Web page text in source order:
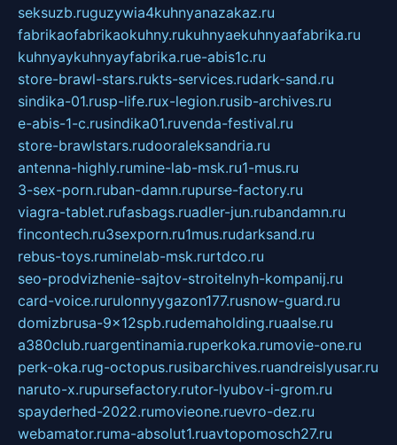
seksuzb.ruguzywia4kuhnyanazakaz.ru
fabrikaofabrikaokuhny.rukuhnyaekuhnyaafabrika.ru
kuhnyaykuhnyayfabrika.rue-abis1c.ru
store-brawl-stars.rukts-services.rudark-sand.ru
sindika-01.rusp-life.rux-legion.rusib-archives.ru
e-abis-1-c.rusindika01.ruvenda-festival.ru
store-brawlstars.rudooraleksandria.ru
antenna-highly.rumine-lab-msk.ru1-mus.ru
3-sex-porn.ruban-damn.rupurse-factory.ru
viagra-tablet.rufasbags.ruadler-jun.rubandamn.ru
fincontech.ru3sexporn.ru1mus.rudarksand.ru
rebus-toys.ruminelab-msk.rurtdco.ru
seo-prodvizhenie-sajtov-stroitelnyh-kompanij.ru
card-voice.rurulonnyygazon177.rusnow-guard.ru
domizbrusa-9x12spb.rudemaholding.ruaalse.ru
a380club.ruargentinamia.ruperkoka.rumovie-one.ru
perk-oka.rug-octopus.rusibarchives.ruandreislyusar.ru
naruto-x.rupursefactory.rutor-lyubov-i-grom.ru
spayderhed-2022.rumovieone.ruevro-dez.ru
webamator.ruma-absolut1.ruavtopomosch27.ru